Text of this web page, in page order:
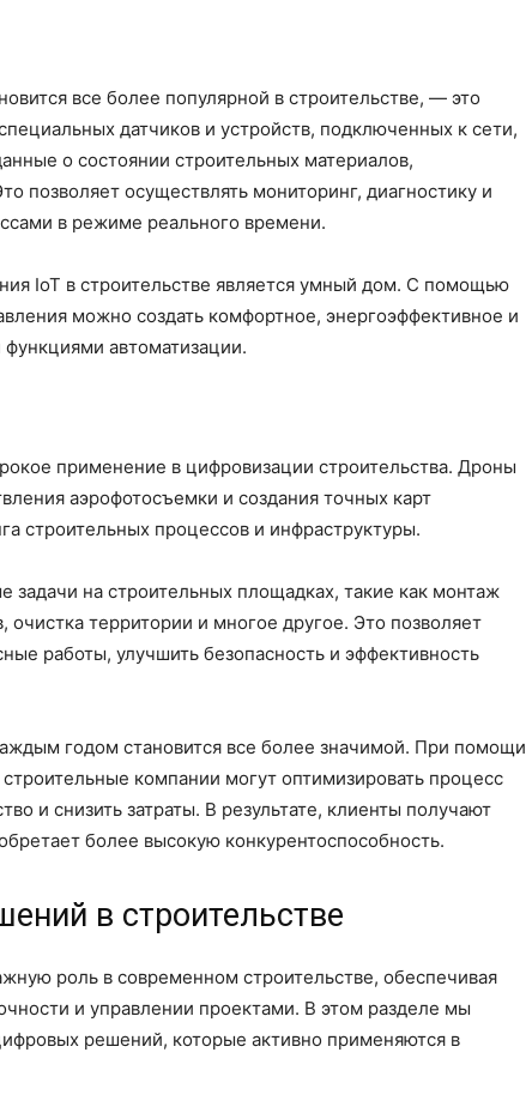
все более популярной в строительстве, — это
датчиков и устройств, подключенных к сети,
о состоянии строительных материалов,
позволяет осуществлять мониторинг, диагностику и
в режиме реального времени.
IoT в строительстве является умный дом. С помощью
можно создать комфортное, энергоэффективное и
автоматизации.
применение в цифровизации строительства. Дроны
аэрофотосъемки и создания точных карт
строительных процессов и инфраструктуры.
задачи на строительных площадках, такие как монтаж
территории и многое другое. Это позволяет
работы, улучшить безопасность и эффективность
годом становится все более значимой. При помощи
компании могут оптимизировать процесс
и снизить затраты. В результате, клиенты получают
более высокую конкурентоспособность.
в строительстве
роль в современном строительстве, обеспечивая
и управлении проектами. В этом разделе мы
решений, которые активно применяются в